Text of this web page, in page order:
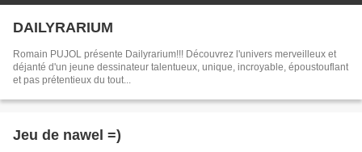
DAILYRARIUM
Romain PUJOL présente Dailyrarium!!! Découvrez l'univers merveilleux et
déjanté d'un jeune dessinateur talentueux, unique, incroyable, époustouflant
et pas prétentieux du tout...
Jeu de nawel =)